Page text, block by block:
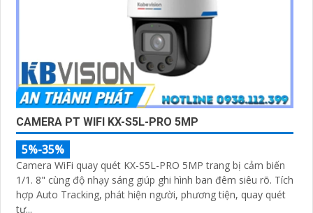
CAMERA PT WIFI KX-S5L-PRO 5MP
5%-35%
Camera WiFi quay quét KX-S5L-PRO 5MP trang bị cảm biến
1/1. 8" cùng độ nhạy sáng giúp ghi hình ban đêm siêu rõ. Tích
hợp Auto Tracking, phát hiện người, phương tiện, quay quét
tự...